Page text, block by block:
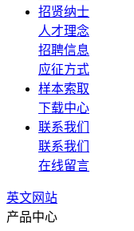
招贤纳士
人才理念
招聘信息
应征方式
样本索取
下载中心
联系我们
联系我们
在线留言
英文网站
产品中心